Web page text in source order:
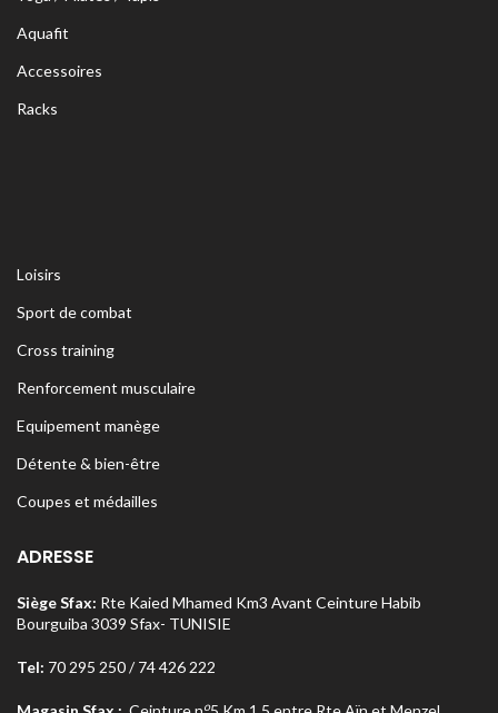
Aquafit
Accessoires
Racks
Loisirs
Sport de combat
Cross training
Renforcement musculaire
Equipement manège
Détente & bien-être
Coupes et médailles
ADRESSE
Siège Sfax: Rte Kaied Mhamed Km3 Avant Ceinture Habib
Bourguiba 3039 Sfax- TUNISIE
Tel: 70 295 250 / 74 426 222
o